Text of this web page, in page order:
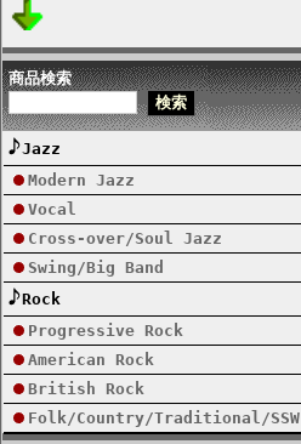
商品検索
Jazz
Modern Jazz
Vocal
Cross-over/Soul Jazz
Swing/Big Band
Rock
Progressive Rock
American Rock
British Rock
Folk/Country/Traditional/SSW